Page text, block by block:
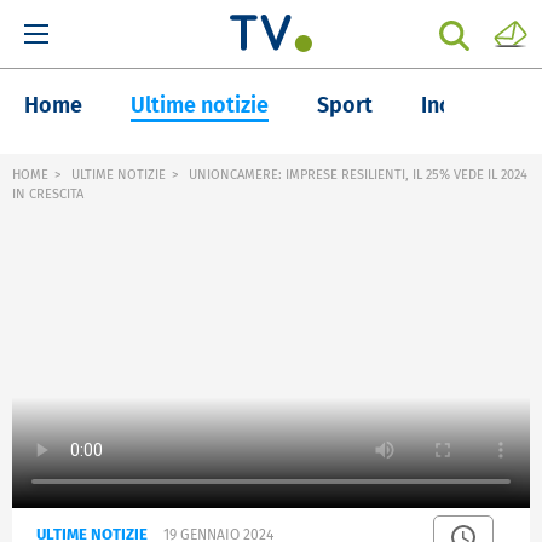
Home Ultime notizie Sport Inchieste
HOME ULTIME NOTIZIE
UNIONCAMERE: IMPRESE RESILIENTI, IL 25% VEDE IL 2024
IN CRESCITA
ULTIME NOTIZIE 19 GENNAIO 2024